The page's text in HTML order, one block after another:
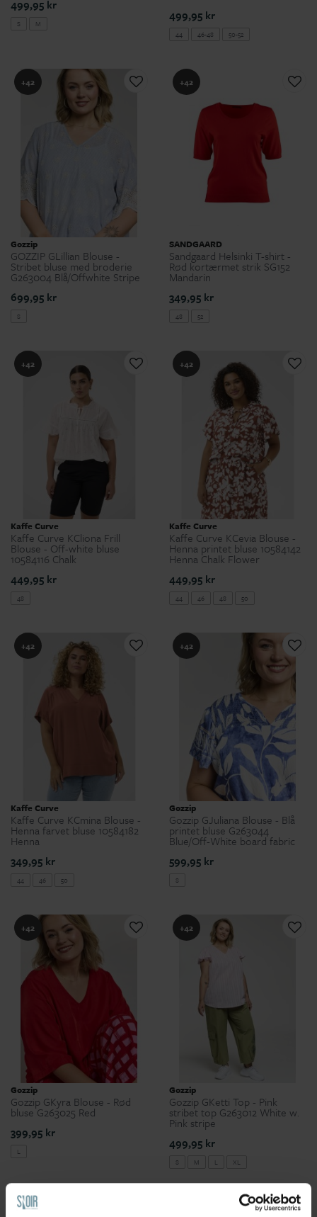
499,95 kr
S M
499,95 kr
44 46-48 50-52
+42
Gozzip
GOZZIP GLillian Blouse -
Stribet bluse med broderie
G263004 Blå/Offwhite Stripe
699,95 kr
S
+42
SANDGAARD
Sandgaard Helsinki T-shirt -
Rød kortærmet strik SG152
Mandarin
349,95 kr
48 52
+42
Kaffe Curve
Kaffe Curve KCliona Frill
Blouse - Off-white bluse
10584116 Chalk
449,95 kr
48
+42
Kaffe Curve
Kaffe Curve KCevia Blouse -
Henna printet bluse 10584142
Henna Chalk Flower
449,95 kr
44 46 48 50
+42
Kaffe Curve
Kaffe Curve KCmina Blouse -
Henna farvet bluse 10584182
Henna
349,95 kr
44 46 50
+42
Gozzip
Gozzip GJuliana Blouse - Blå
printet bluse G263044
Blue/Off-White board fabric
599,95 kr
S
+42
Gozzip
Gozzip GKyra Blouse - Rød
bluse G263025 Red
399,95 kr
L
+42
Gozzip
Gozzip GKetti Top - Pink
stribet top G263012 White w.
Pink stripe
499,95 kr
S M L XL
+42